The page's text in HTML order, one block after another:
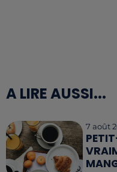
A LIRE AUSSI...
7 août